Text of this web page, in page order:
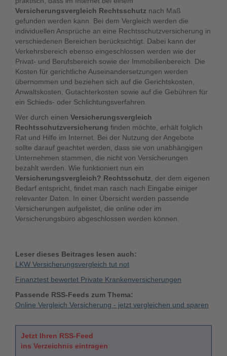
Versicherungsvergleich Rechtsschutz nach Maß
gefunden werden kann. Bei dem Vergleich werden die
individuellen Ansprüche an eine Rechtsschutzversicherung in
verschiedenen Bereichen berücksichtigt. Dabei kann der
Verkehrsbereich ebenso eingeschlossen werden wie der
Privat- und Berufsbereich sowie der Immobilienbereich. Die
Kosten für gerichtliche Auseinandersetzungen werden
übernommen und beziehen sich auf die Gerichtskosten,
Anwaltskosten, Gutachterkosten sowie auf die Gebühren für
ein Schieds- oder Schlichtungsverfahren.
Wer durch einen Versicherungsvergleich
Rechtsschutzversicherung finden möchte, erhält folglich
Rat und Hilfe im Internet. Bei der Nutzung der Angebote
sollte darauf geachtet werden, dass sie von unabhängigen
Unternehmen stammen, die nicht von Versicherungen
bezahlt werden. Wie funktioniert nun ein
Versicherungsvergleich? Rechtsschutz , der dem eigenen
Bedarf entspricht, findet man rasch nach Eingabe einiger
relevanter Daten. In einer Übersicht werden passende
Versicherungen aufgelistet, die online oder im
Versicherungsbüro abgeschlossen werden können.
Leser dieses Beitrages lesen auch:
LKW Versicherungsvergleich tut not
Finanztest bewertet Private Krankenversicherungen
Passende RSS-Feeds zum Thema:
Online Vergleich Versicherung - jetzt vergleichen und sparen
Jetzt Ihren RSS-Feed
ins Verzeichnis eintragen